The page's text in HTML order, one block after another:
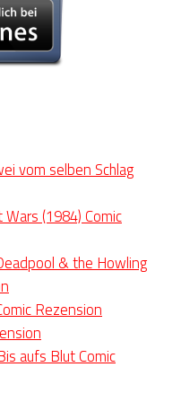
vom selben Schlag
(1984) Comic
& the Howling
Rezension
aufs Blut Comic